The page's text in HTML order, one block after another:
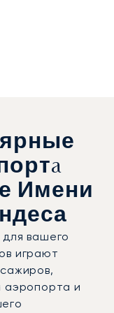
Имени
вашего
играют
аэропорта и